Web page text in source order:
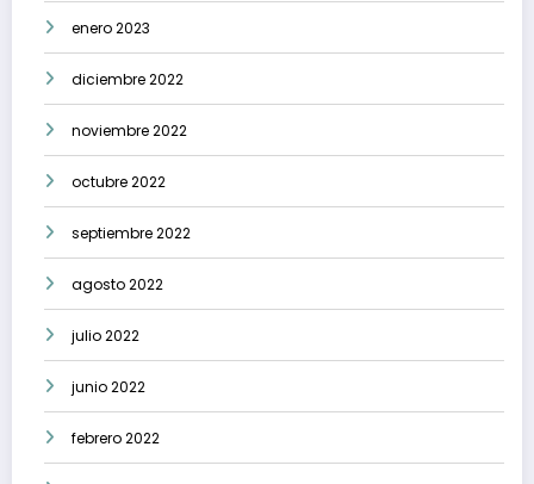
enero 2023
diciembre 2022
noviembre 2022
octubre 2022
septiembre 2022
agosto 2022
julio 2022
junio 2022
febrero 2022